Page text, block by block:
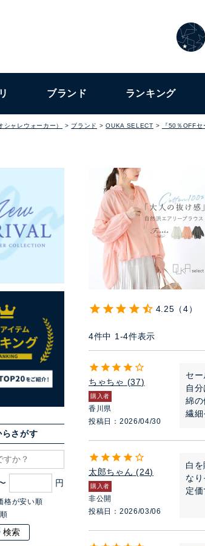
ブランド ランキング
ャレウォーカー） ブランド OUKA SELECT 『50％OFF
らさがす
格が安い順
検索
4.25 4
4件中 1 -4件表示
ちゃちゃ 37
購入者
香川県
投稿日
2026/04/30
セー
自
綿の
繊細
太郎ちゃん 24
購入者
非公開
投稿日
2026/03/06
白
な
定